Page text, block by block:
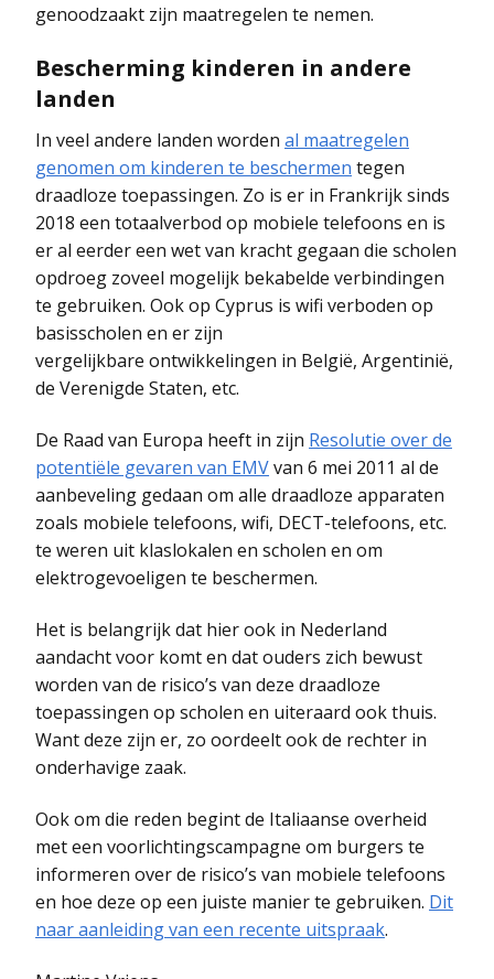
genoodzaakt zijn maatregelen te nemen.
Bescherming kinderen in andere
landen
In veel andere landen worden al maatregelen
genomen om kinderen te beschermen tegen
draadloze toepassingen. Zo is er in Frankrijk sinds
2018 een totaalverbod op mobiele telefoons en is
er al eerder een wet van kracht gegaan die scholen
opdroeg zoveel mogelijk bekabelde verbindingen
te gebruiken. Ook op Cyprus is wifi verboden op
basisscholen en er zijn
vergelijkbare ontwikkelingen in België, Argentinië,
de Verenigde Staten, etc.
De Raad van Europa heeft in zijn Resolutie over de
potentiële gevaren van EMVvan 6 mei 2011 al de
aanbeveling gedaan om alle draadloze apparaten
zoals mobiele telefoons, wifi, DECT-telefoons, etc.
te weren uit klaslokalen en scholen en om
elektrogevoeligen te beschermen.
Het is belangrijk dat hier ook in Nederland
aandacht voor komt en dat ouders zich bewust
worden van de risico’s van deze draadloze
toepassingen op scholen en uiteraard ook thuis.
Want deze zijn er, zo oordeelt ook de rechter in
onderhavige zaak.
Ook om die reden begint de Italiaanse overheid
met een voorlichtingscampagne om burgers te
informeren over de risico’s van mobiele telefoons
en hoe deze op een juiste manier te gebruiken. Dit
naar aanleiding van een recente uitspraak.